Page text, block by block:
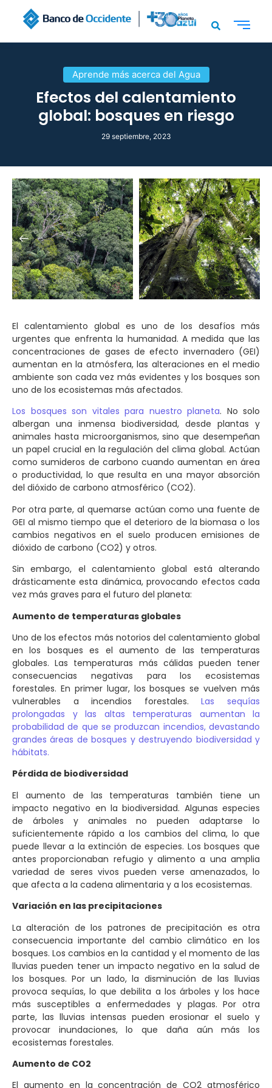
Aprende más acerca del Agua
Efectos del calentamiento
global: bosques en riesgo
29 septiembre, 2023
El calentamiento global es uno de los desafíos más
urgentes que enfrenta la humanidad. A medida que las
concentraciones de gases de efecto invernadero (GEI)
aumentan en la atmósfera, las alteraciones en el medio
ambiente son cada vez más evidentes y los bosques son
uno de los ecosistemas más afectados.
Los bosques son vitales para nuestro planeta. No solo
albergan una inmensa biodiversidad, desde plantas y
animales hasta microorganismos, sino que desempeñan
un papel crucial en la regulación del clima global. Actúan
como sumideros de carbono cuando aumentan en área
o productividad, lo que resulta en una mayor absorción
del dióxido de carbono atmosférico (CO2).
Por otra parte, al quemarse actúan como una fuente de
GEI al mismo tiempo que el deterioro de la biomasa o los
cambios negativos en el suelo producen emisiones de
dióxido de carbono (CO2) y otros.
Sin embargo, el calentamiento global está alterando
drásticamente esta dinámica, provocando efectos cada
vez más graves para el futuro del planeta:
Aumento de temperaturas globales
Uno de los efectos más notorios del calentamiento global
en los bosques es el aumento de las temperaturas
globales. Las temperaturas más cálidas pueden tener
consecuencias negativas para los ecosistemas
forestales. En primer lugar, los bosques se vuelven más
vulnerables a incendios forestales.Las sequías
prolongadas y las altas temperaturas aumentan la
probabilidad de que se produzcan incendios, devastando
grandes áreas de bosques y destruyendo biodiversidad y
hábitats.
Pérdida de biodiversidad
El aumento de las temperaturas también tiene un
impacto negativo en la biodiversidad. Algunas especies
de árboles y animales no pueden adaptarse lo
suficientemente rápido a los cambios del clima, lo que
puede llevar a la extinción de especies. Los bosques que
antes proporcionaban refugio y alimento a una amplia
variedad de seres vivos pueden verse amenazados, lo
que afecta a la cadena alimentaria y a los ecosistemas.
Variación en las precipitaciones
La alteración de los patrones de precipitación es otra
consecuencia importante del cambio climático en los
bosques. Los cambios en la cantidad y el momento de las
lluvias pueden tener un impacto negativo en la salud de
los bosques. Por un lado, la disminución de las lluvias
provoca sequías, lo que debilita a los árboles y los hace
más susceptibles a enfermedades y plagas. Por otra
parte, las lluvias intensas pueden erosionar el suelo y
provocar inundaciones, lo que daña aún más los
ecosistemas forestales.
Aumento de CO2
El aumento en la concentración de CO2 atmosférico